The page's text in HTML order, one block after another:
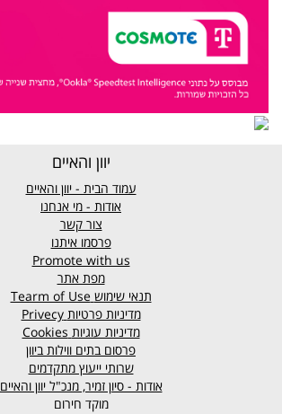
יוון והאיים
עמוד הבית - יוון והאיים
אודות - מי אנחנו
צור קשר
פרסמו איתנו
Promote with us
מפת אתר
תנאי שימוש
מדיניות פרטיות Privecy
מדיניות עוגיות Cookies
פרסום בתים ווילות ביוון
שרותי ייעוץ מתקדמים
אודות - סיון זמיר, מנכ"ל יוון והאיים
מוקד חירום